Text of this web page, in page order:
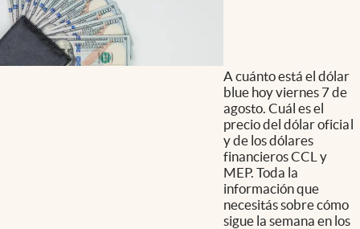
A cuánto está el dólar
blue hoy viernes 7 de
agosto. Cuál es el
precio del dólar oficial
y de los dólares
financieros CCL y
MEP. Toda la
información que
necesitás sobre cómo
sigue la semana en los